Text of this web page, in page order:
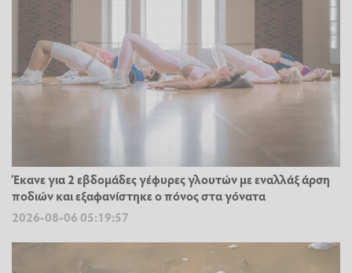
Έκανε για 2 εβδομάδες γέφυρες γλουτών με εναλλάξ άρση
ποδιών και εξαφανίστηκε ο πόνος στα γόνατα
2026-08-06 05:19:57